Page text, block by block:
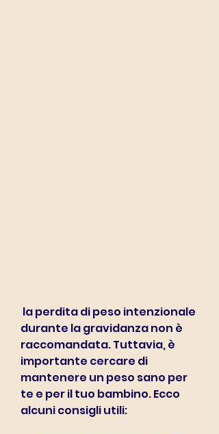
durante la gravidanza non è
raccomandata. Tuttavia, è
importante cercare di
mantenere un peso sano per
te e per il tuo bambino. Ecco
alcuni consigli utili: